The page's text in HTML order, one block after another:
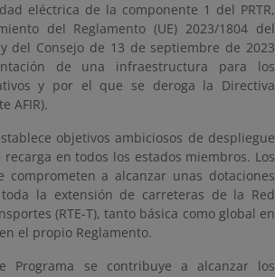
eléctrica de la componente 1 del PRTR,
del Reglamento (UE) 2023/1804 del
del Consejo de 13 de septiembre de 2023
de una infraestructura para los
y por el que se deroga la Directiva
AFIR).
objetivos ambiciosos de despliegue
en todos los estados miembros. Los
comprometen a alcanzar unas dotaciones
la extensión de carreteras de la Red
(RTE-T), tanto básica como global en
el propio Reglamento.
Programa se contribuye a alcanzar los